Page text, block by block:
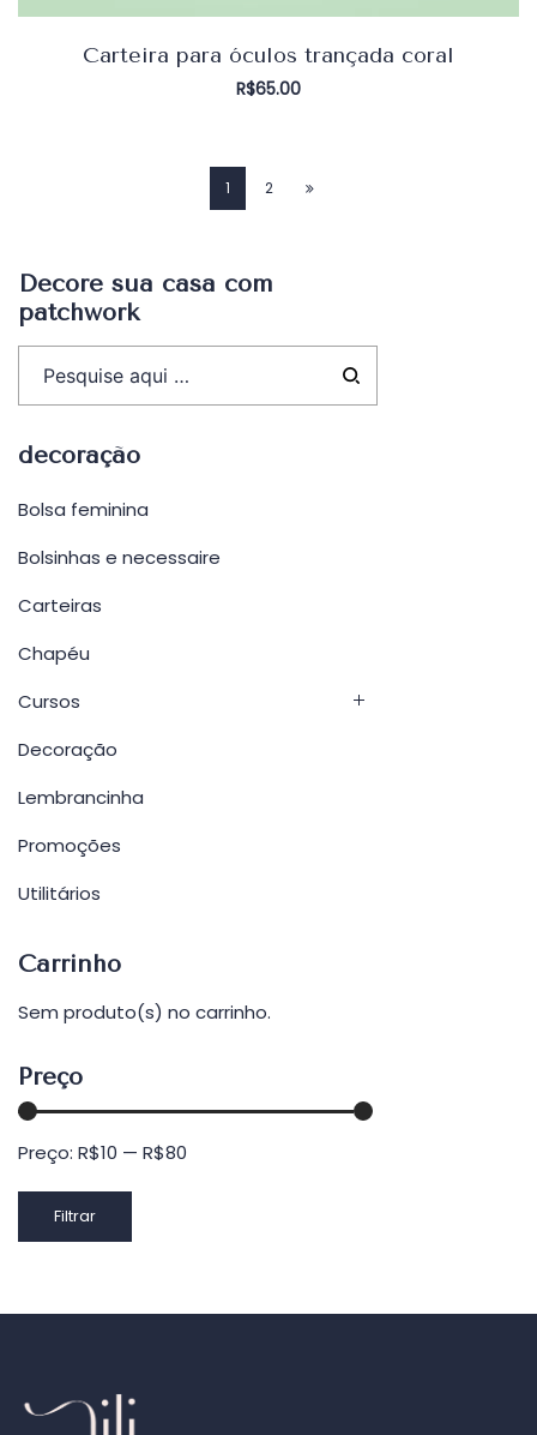
Carteira para óculos trançada coral
R$65.00
1 2
Decore sua casa com
patchwork
decoração
Bolsa feminina
Bolsinhas e necessaire
Carteiras
Chapéu
Cursos
Decoração
Lembrancinha
Promoções
Utilitários
Carrinho
Sem produto(s) no carrinho.
Preço
Preço
mínimo
Preço
máximo
Filtrar
Preço: R$10 — R$80